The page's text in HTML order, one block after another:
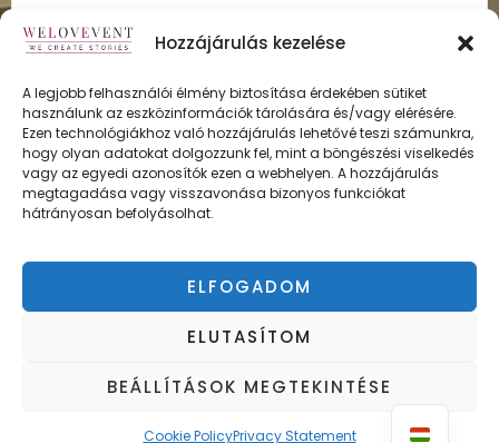
Hozzájárulás kezelése
A legjobb felhasználói élmény biztosítása érdekében sütiket
használunk az eszközinformációk tárolására és/vagy elérésére.
Ezen technológiákhoz való hozzájárulás lehetővé teszi számunkra,
hogy olyan adatokat dolgozzunk fel, mint a böngészési viselkedés
vagy az egyedi azonosítók ezen a webhelyen. A hozzájárulás
megtagadása vagy visszavonása bizonyos funkciókat
hátrányosan befolyásolhat.
ELFOGADOM
ELUTASÍTOM
BEÁLLÍTÁSOK MEGTEKINTÉSE
Cookie PolicyPrivacy Statement
FELÍRATKOZÁS
Copyright © WELOVEVENT
Adatvédelmi irányelvek
Impresszum